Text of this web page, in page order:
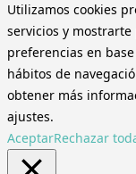
Utilizamos cookies
servicios y
preferencias en
hábitos de
obtener más
ajustes.
AceptarRechazar